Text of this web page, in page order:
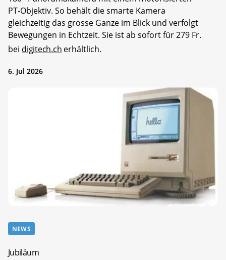
PT-Objektiv. So behält die smarte Kamera
gleichzeitig das grosse Ganze im Blick und verfolgt
Bewegungen in Echtzeit. Sie ist ab sofort für 279 Fr.
bei digitech.ch erhältlich.
6. Jul 2026
NEWS
Jubiläum